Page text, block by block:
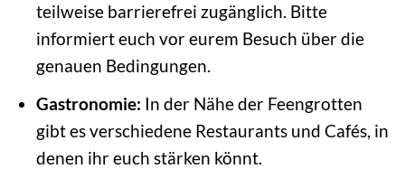
teilweise barrierefrei zugänglich. Bitte
informiert euch vor eurem Besuch über die
genauen Bedingungen.
Gastronomie: In der Nähe der Feengrotten
gibt es verschiedene Restaurants und Cafés, in
denen ihr euch stärken könnt.